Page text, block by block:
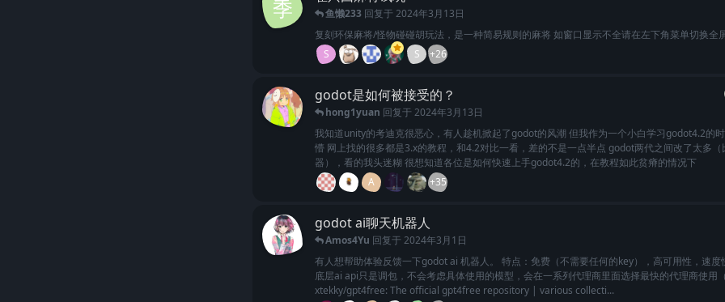
季 鱼懒233 回复于 2024年3月13日
复刻环保麻将/怪物碰碰胡玩法，是一种简易规则的麻将 如窗口显示不全请在左下角菜单切换全
S
S +26
godot是如何被接受的？
hong1yuan 回复于 2024年3月13日
我知道unity的考迪克很恶心，有人趁机掀起了godot的风潮 但我作为一个小白学习godot4.2的
懵 网上找的很多都是3.x的教程，和4.2对比一看，差的不是一点半点 godot两代之间改了太多
器），看的我头迷糊 很想知道各位是如何快速上手godot4.2的，在教程如此贫瘠的情况下
A
+35
godot ai聊天机器人
Amos4Yu 回复于 2024年3月1日
有人想帮助体验反馈一下godot ai 机器人。 特点：免费（不需要任何的key），高可用性，速度
底层ai api只是调包，不会考虑具体使用的模型，会在一系列代理商里面选择最快的代理商使用
xtekky/gpt4free: The official gpt4free repository | various collecti...